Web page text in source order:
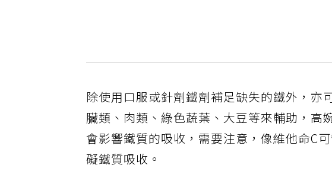
除使用口服或針劑鐵劑補足缺失的鐵外，
臟類、肉類、綠色蔬葉、大豆等來輔助，
會影響鐵質的吸收，需要注意，像維他命C
礙鐵質吸收。